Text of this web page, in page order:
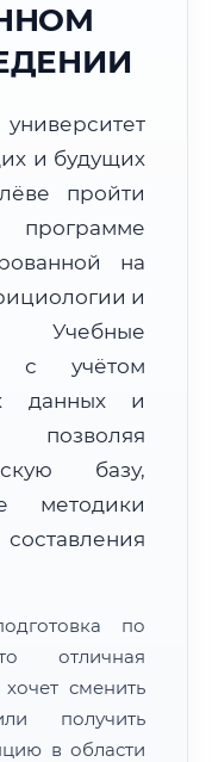
🌇 Закат:20:17
Московская область
+7 (495/498)
Дистанционно
и просмотра
и будущих
пройти
на
и
Учебные
с учётом
данных и
позволяя
базу,
методики
по
отличная
сменить
получить
в области